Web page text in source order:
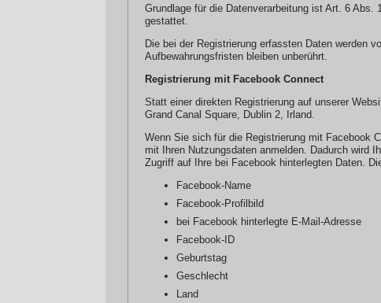
Grundlage für die Datenverarbeitung ist Art. 6
gestattet.
Die bei der Registrierung erfassten Daten werden
Aufbewahrungsfristen bleiben unberührt.
Registrierung mit Facebook Connect
Statt einer direkten Registrierung auf unserer
Grand Canal Square, Dublin 2, Irland.
Wenn Sie sich für die Registrierung mit Facebook
mit Ihren Nutzungsdaten anmelden. Dadurch wird
Zugriff auf Ihre bei Facebook hinterlegten Daten.
Facebook-Name
Facebook-Profilbild
bei Facebook hinterlegte E-Mail-Adresse
Facebook-ID
Geburtstag
Geschlecht
Land